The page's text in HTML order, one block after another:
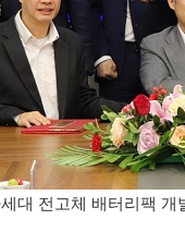
대 전고체 배터리팩